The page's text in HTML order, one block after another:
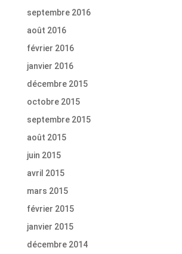
septembre 2016
août 2016
février 2016
janvier 2016
décembre 2015
octobre 2015
septembre 2015
août 2015
juin 2015
avril 2015
mars 2015
février 2015
janvier 2015
décembre 2014